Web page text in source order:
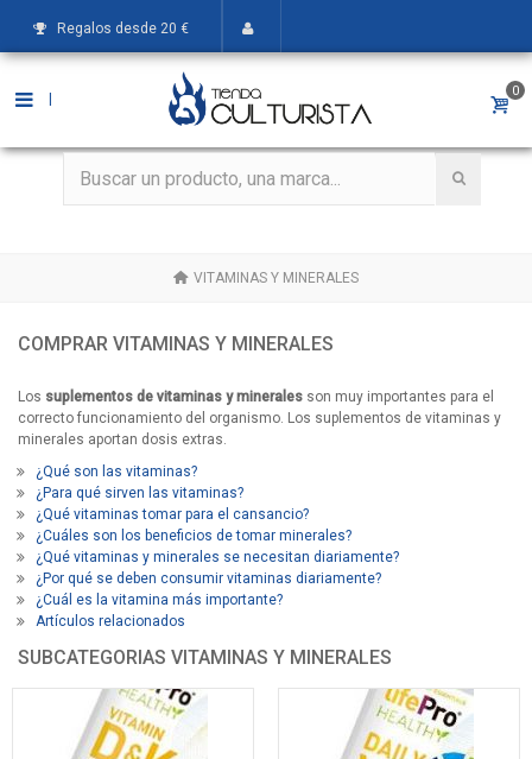
Regalos desde 20 €
0
VITAMINAS Y MINERALES
COMPRAR VITAMINAS Y MINERALES
Los suplementos de vitaminas y minerales son muy importantes para el
correcto funcionamiento del organismo. Los suplementos de vitaminas y
minerales aportan dosis extras.
¿Qué son las vitaminas?
¿Para qué sirven las vitaminas?
¿Qué vitaminas tomar para el cansancio?
¿Cuáles son los beneficios de tomar minerales?
¿Qué vitaminas y minerales se necesitan diariamente?
¿Por qué se deben consumir vitaminas diariamente?
¿Cuál es la vitamina más importante?
Artículos relacionados
SUBCATEGORIAS VITAMINAS Y MINERALES